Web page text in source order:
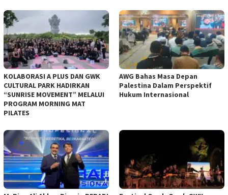
KOLABORASI A PLUS DAN GWK
CULTURAL PARK HADIRKAN
“SUNRISE MOVEMENT” MELALUI
PROGRAM MORNING MAT
PILATES
AWG Bahas Masa Depan
Palestina Dalam Perspektif
Hukum Internasional